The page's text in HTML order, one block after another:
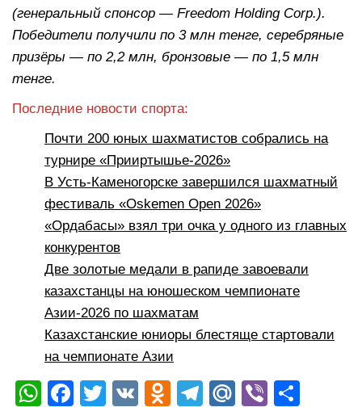
(генеральный спонсор — Freedom Holding Corp.).
Победители получили по 3 млн тенге, серебряные
призёры — по 2,2 млн, бронзовые — по 1,5 млн
тенге.
Последние новости спорта:
Почти 200 юных шахматистов собрались на
турнире «Прииртышье-2026»
В Усть-Каменогорске завершился шахматный
фестиваль «Oskemen Open 2026»
«Ордабасы» взял три очка у одного из главных
конкурентов
Две золотые медали в рапиде завоевали
казахстанцы на юношеском чемпионате
Азии-2026 по шахматам
Казахстанские юниоры блестяще стартовали
на чемпионате Азии
W F
T
V
O
T
M Vi